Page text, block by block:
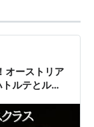
オーストリア
ルテとルフ